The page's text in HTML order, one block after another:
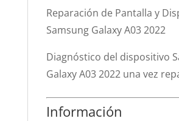
Reparación de Pantalla y
Samsung Galaxy A03 2022
Diagnóstico del dispositivo
Galaxy A03 2022 una vez
Información